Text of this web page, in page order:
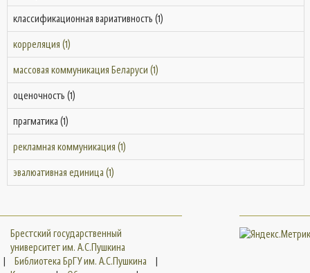
классификационная вариативность (1)
корреляция (1)
массовая коммуникация Беларуси (1)
оценочность (1)
прагматика (1)
рекламная коммуникация (1)
эвалюативная единица (1)
Брестский государственный
университет им. А.С.Пушкина
|
Библиотека БрГУ им. А.С.Пушкина
|